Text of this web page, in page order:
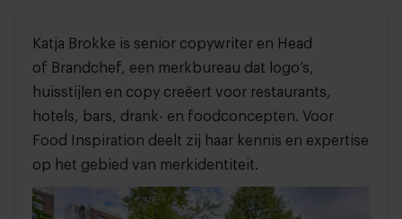
Katja Brokke is senior copywriter en Head
of Brandchef, een merkbureau dat logo’s,
huisstijlen en copy creëert voor restaurants,
hotels, bars, drank- en foodconcepten. Voor
Food Inspiration deelt zij haar kennis en expertise
op het gebied van merkidentiteit.